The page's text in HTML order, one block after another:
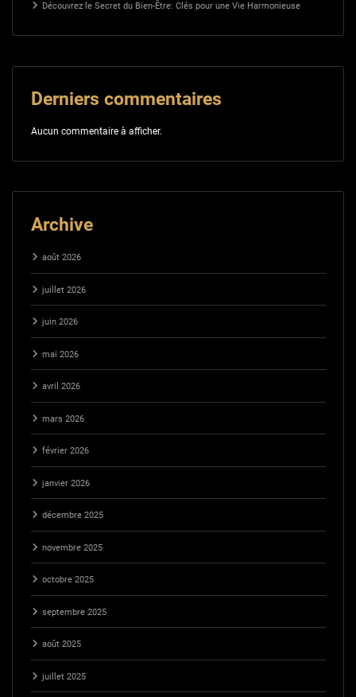
Découvrez le Secret du Bien-Être: Clés pour une Vie Harmonieuse
Derniers commentaires
Aucun commentaire à afficher.
Archive
août 2026
juillet 2026
juin 2026
mai 2026
avril 2026
mars 2026
février 2026
janvier 2026
décembre 2025
novembre 2025
octobre 2025
septembre 2025
août 2025
juillet 2025